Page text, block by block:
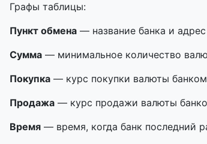
Графы таблицы:
Пункт обмена — название банка и адрес
Сумма — минимальное количество
Покупка — курс покупки валюты
Продажа — курс продажи валюты
Время — время, когда банк последний